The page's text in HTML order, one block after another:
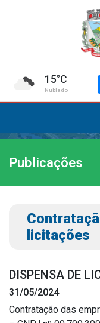
15°C
Nublado
Institucional
A Prefeitura
Gabinete do
História do
Estrutura
Publicações
licitações
DISPENSA DE
31/05/2024
Contratação das